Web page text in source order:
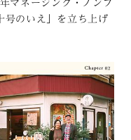
マネージング・ノンプ
号のいえ」を立ち上げ